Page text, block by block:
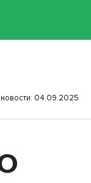
новости: 04.09.2025